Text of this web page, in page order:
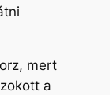
mert
a